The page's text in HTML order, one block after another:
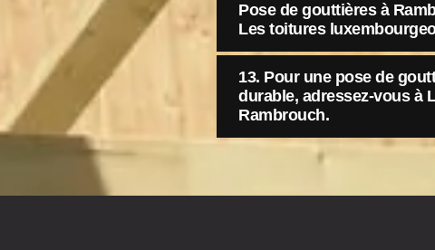
Pose de gouttières à
Les toitures
13. Pour une pose de
durable, adressez-vous à
Rambrouch.